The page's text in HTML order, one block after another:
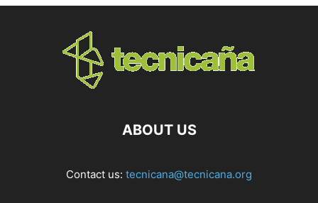
ABOUT US
Contact us: tecnicana@tecnicana.org